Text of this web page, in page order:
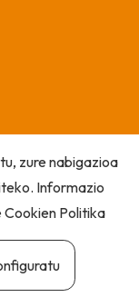
zure nabigazioa
Informazio
Cookien Politika